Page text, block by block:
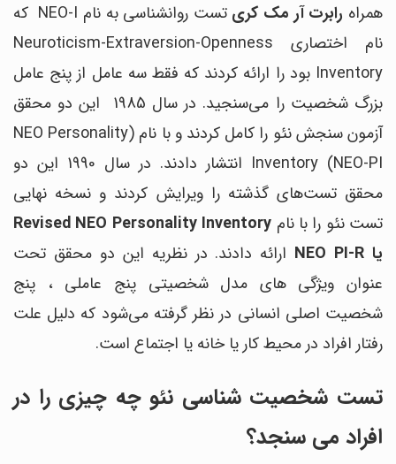
همراه رابرت آر مک کری
تست روانشناسی به نام NEO-I که
نام اختصاری Neuroticism-Extraversion-Openness
Inventory بود را ارائه کردند که فقط سه عامل از پنج عامل
بزرگ شخصیت را می‌سنجید. در سال 1985 این دو محقق
آزمون سنجش نئو را کامل کردند و با نام (NEO Personality
Inventory (NEO-PI انتشار دادند. در سال 1990 این دو
محقق تست‌های گذشته را ویرایش کردند و نسخه نهایی
تست نئو را با نام Revised NEO Personality Inventory
یا NEO PI-R
ارائه دادند. در نظریه این دو محقق تحت
عنوان ویژگی های مدل شخصیتی پنج عاملی ، پنج
شخصیت اصلی انسانی در نظر گرفته می‌شود که دلیل علت
رفتار افراد در محیط کار یا خانه یا اجتماع است.
تست شخصیت شناسی نئو چه چیزی را در
افراد می سنجد؟